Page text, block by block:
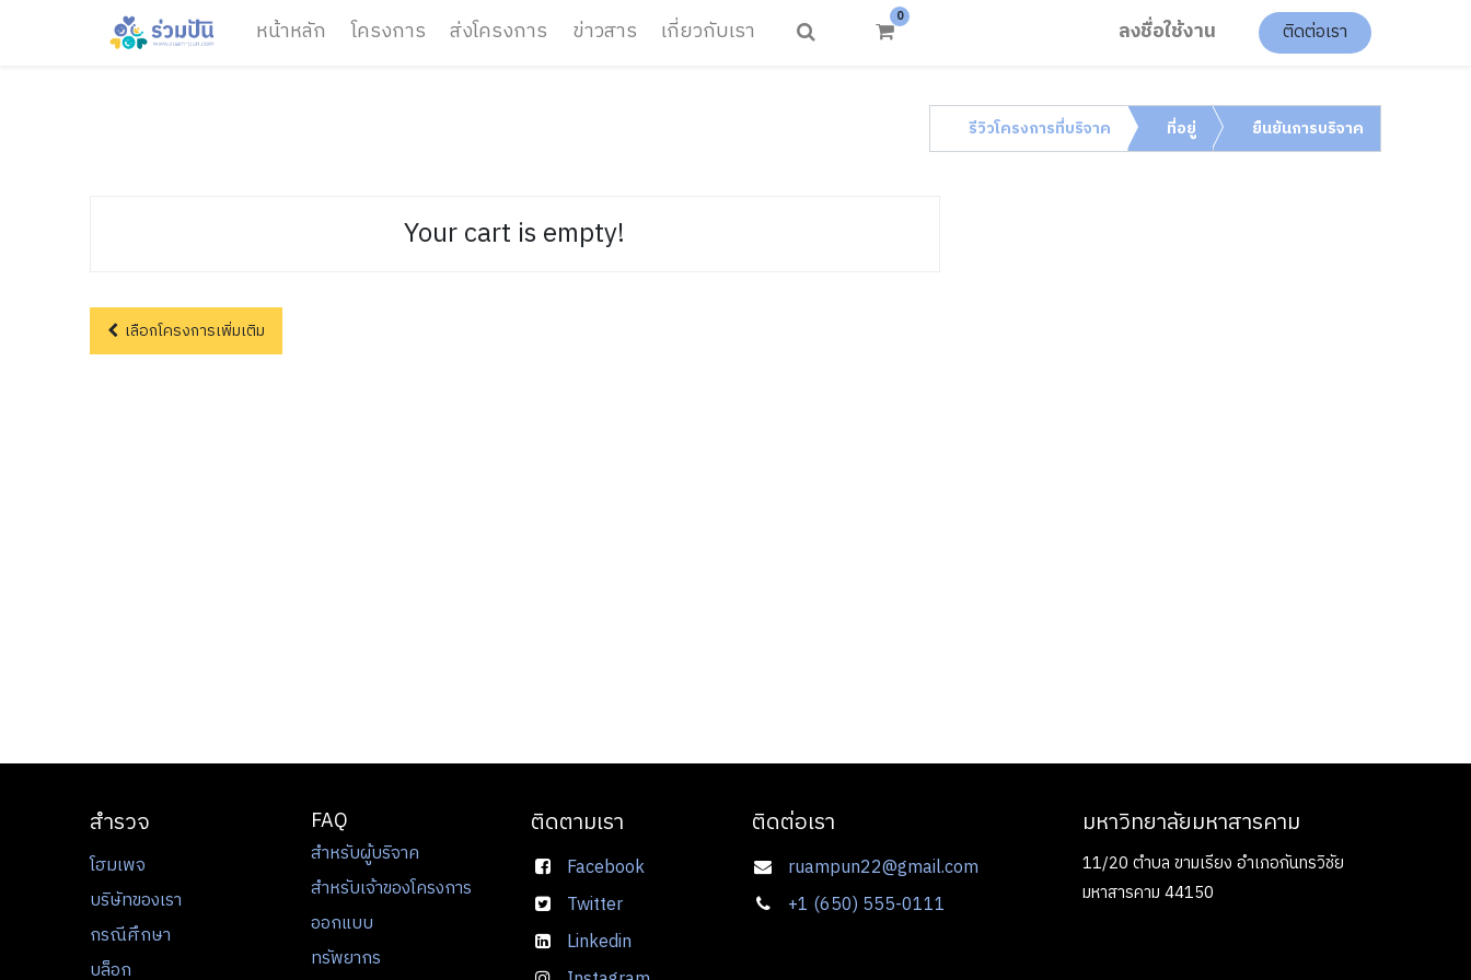
หน้าหลัก โครงการ ส่งโครงการ ข่าวสาร เกี่ยวกับเรา 0 ลงชื่อใช้งาน ติดต่อเรา
รีวิวโครงการที่บริจาค ที่อยู่ ยืนยันการบริจาค
Your cart is empty!
เลือกโครงการเพิ่มเติม
สำรวจ
โฮมเพจ
บริษัทของเรา
กรณีศึกษา
บล็อก
FAQ
สำหรับผู้บริจาค
สำหรับเจ้าของโครงการ
ออกแบบ
ทรัพยากร
ติดตามเรา
Facebook
Twitter
Linkedin
ติดต่อเรา
ruampun22@gmail.com
+1 (650) 555-0111
มหาวิทยาลัยมหาสารคาม
11/20 ตำบล ขามเรียง อำเภอกันทรวิชัย
มหาสารคาม 44150